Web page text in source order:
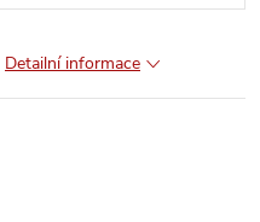
Detailní informace